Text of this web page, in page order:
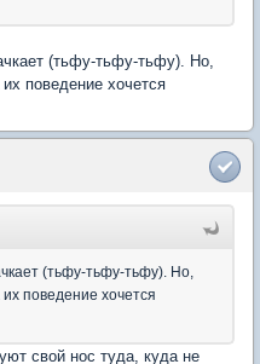
(тьфу-тьфу-тьфу). Но,
поведение хочется
(тьфу-тьфу-тьфу). Но,
поведение хочется
свой нос туда, куда не